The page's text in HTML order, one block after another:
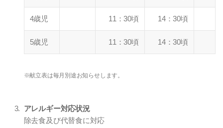
4歳児 11：30頃 14：30頃
5歳児 11：30頃 14：30頃
※献立表は毎月別途お知らせします。
アレルギー対応状況
除去食及び代替食に対応